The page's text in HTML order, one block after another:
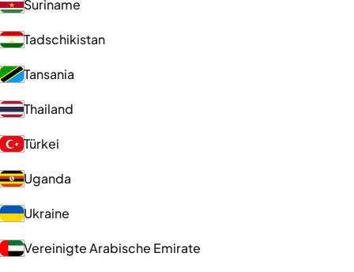
Suriname
Tadschikistan
Tansania
Thailand
Türkei
Uganda
Ukraine
Vereinigte Arabische Emirate